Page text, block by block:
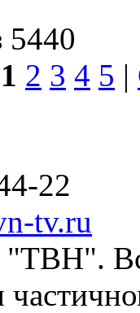
5440
1 2 3 4 5 |
22
tv.ru